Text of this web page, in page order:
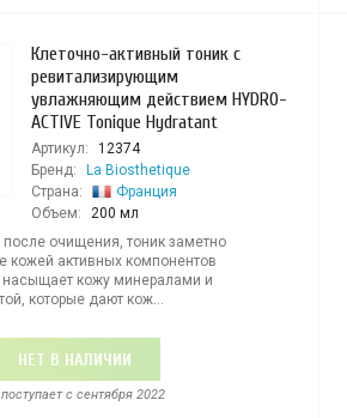
Клеточно-активный тоник с
ревитализирующим
увлажняющим действием HYDRO-
ACTIVE Tonique Hydratant
Артикул:
12374
Бренд:
La Biosthetique
Страна:
Франция
Объем:
200 мл
очищения, тоник заметно
кожей активных компонентов
насыщает кожу минералами и
которые дают кож...
НЕТ В НАЛИЧИИ
c сентября 2022